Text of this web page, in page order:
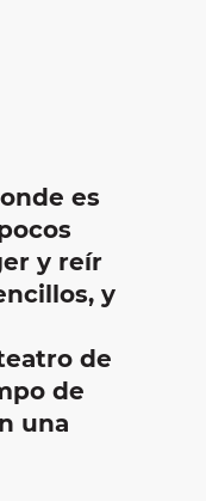
es
y reír
y
de
de
una